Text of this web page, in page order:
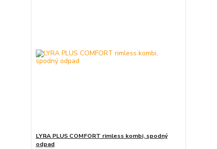
LYRA PLUS COMFORT rimless kombi, spodný
odpad